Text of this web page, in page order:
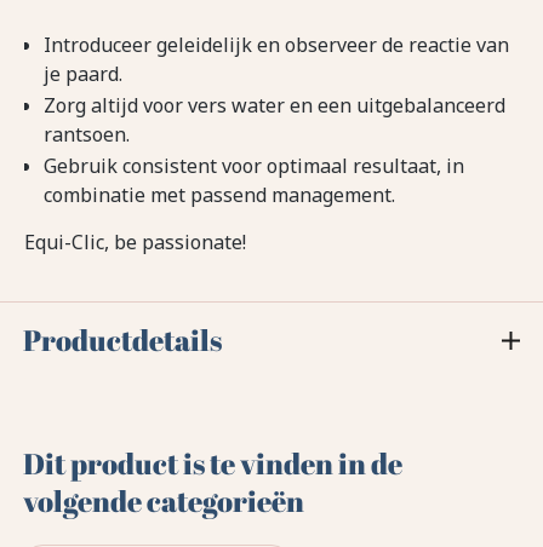
Introduceer geleidelijk en observeer de reactie van
je paard.
Zorg altijd voor vers water en een uitgebalanceerd
rantsoen.
Gebruik consistent voor optimaal resultaat, in
combinatie met passend management.
Equi-Clic, be passionate!
Productdetails
Dit product is te vinden in de
volgende categorieën